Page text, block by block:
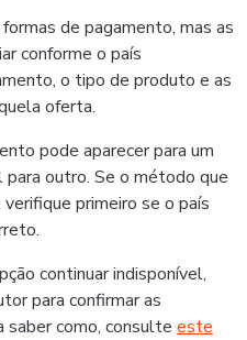
de pagamento, mas as
conforme o país
o tipo de produto e as
oferta.
pode aparecer para um
outro. Se o método que
primeiro se o país
continuar indisponível,
para confirmar as
saber como, consulte este